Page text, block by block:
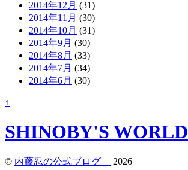
2014年12月 (31)
2014年11月 (30)
2014年10月 (31)
2014年9月 (30)
2014年8月 (33)
2014年7月 (34)
2014年6月 (30)
↑
SHINOBY'S WORLD
© 内藤忍の公式ブログ 2026